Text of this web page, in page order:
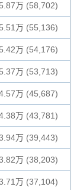
5.87万 (58,702)
5.51万 (55,136)
5.42万 (54,176)
5.37万 (53,713)
万 (45,687)
万 (43,781)
万 (39,443)
万 (38,203)
万 (37,104)